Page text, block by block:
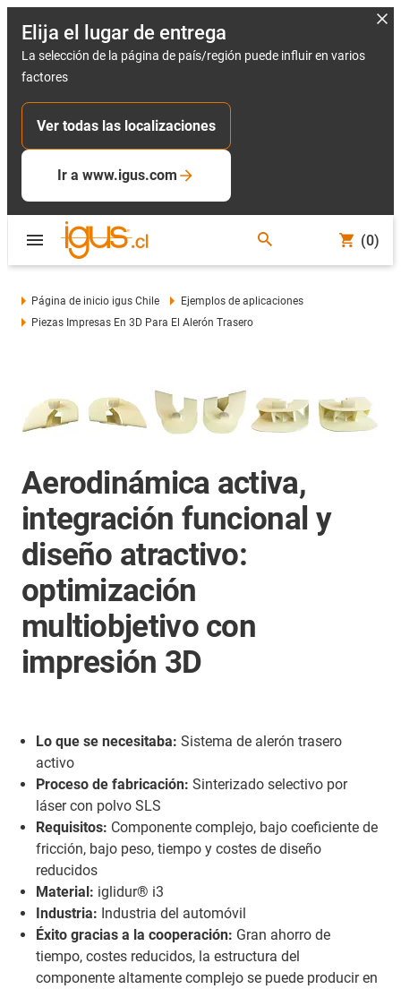
Elija el lugar de entrega
La selección de la página de país/región puede influir en varios
factores
Ver todas las localizaciones
Ir a www.igus.com
(0)
Página de inicio igus Chile
Ejemplos de aplicaciones
Piezas Impresas En 3D Para El Alerón Trasero
Aerodinámica activa,
integración funcional y
diseño atractivo:
optimización
multiobjetivo con
impresión 3D
Lo que se necesitaba: Sistema de alerón trasero
activo
Proceso de fabricación: Sinterizado selectivo por
láser con polvo SLS
Requisitos: Componente complejo, bajo coeficiente de
fricción, bajo peso, tiempo y costes de diseño
reducidos
Material: iglidur® i3
Industria: Industria del automóvil
Éxito gracias a la cooperación: Gran ahorro de
tiempo, costes reducidos, la estructura del
componente altamente complejo se puede producir en